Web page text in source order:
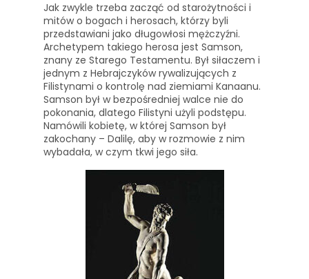
Jak zwykle trzeba zacząć od starożytności i
mitów o bogach i herosach, którzy byli
przedstawiani jako długowłosi mężczyźni.
Archetypem takiego herosa jest Samson,
znany ze Starego Testamentu. Był siłaczem i
jednym z Hebrajczyków rywalizujących z
Filistynami o kontrolę nad ziemiami Kanaanu.
Samson był w bezpośredniej walce nie do
pokonania, dlatego Filistyni użyli podstępu.
Namówili kobietę, w której Samson był
zakochany – Dalilę, aby w rozmowie z nim
wybadała, w czym tkwi jego siła.